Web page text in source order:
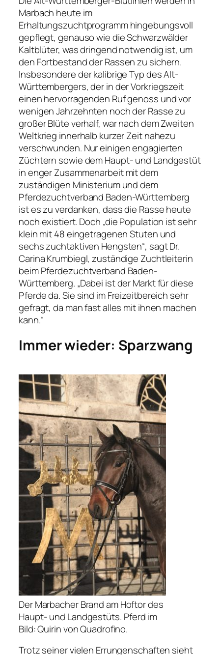
Marbach heute im
Erhaltungszuchtprogramm hingebungsvoll
gepflegt, genauso wie die Schwarzwälder
Kaltblüter, was dringend notwendig ist, um
den Fortbestand der Rassen zu sichern.
Insbesondere der kalibrige Typ des Alt-
Württembergers, der in der Vorkriegszeit
einen hervorragenden Ruf genoss und vor
wenigen Jahrzehnten noch der Rasse zu
großer Blüte verhalf, war nach dem Zweiten
Weltkrieg innerhalb kurzer Zeit nahezu
verschwunden. Nur einigen engagierten
Züchtern sowie dem Haupt- und Landgestüt
in enger Zusammenarbeit mit dem
zuständigen Ministerium und dem
Pferdezuchtverband Baden-Württemberg
ist es zu verdanken, dass die Rasse heute
noch existiert. Doch „die Population ist sehr
klein mit 48 eingetragenen Stuten und
sechs zuchtaktiven Hengsten“, sagt Dr.
Carina Krumbiegl, zuständige Zuchtleiterin
beim Pferdezuchtverband Baden-
Württemberg. „Dabei ist der Markt für diese
Pferde da. Sie sind im Freizeitbereich sehr
gefragt, da man fast alles mit ihnen machen
kann.“
Immer wieder: Sparzwang
Der Marbacher Brand am Hoftor des
Haupt- und Landgestüts. Pferd im
Bild: Quirin von Quadrofino.
Trotz seiner vielen Errungenschaften sieht